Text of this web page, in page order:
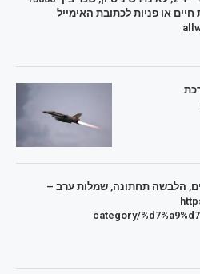
חיים או פניות לכתובת האימייל
הלבשה תחתונה, שמלות ערב –
category/